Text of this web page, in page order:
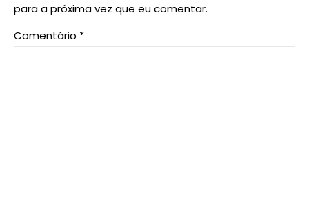
para a próxima vez que eu comentar.
Comentário *